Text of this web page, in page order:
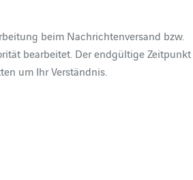
beim Nachrichtenversand bzw.
bearbeitet. Der endgültige Zeitpunkt
um Ihr Verständnis.